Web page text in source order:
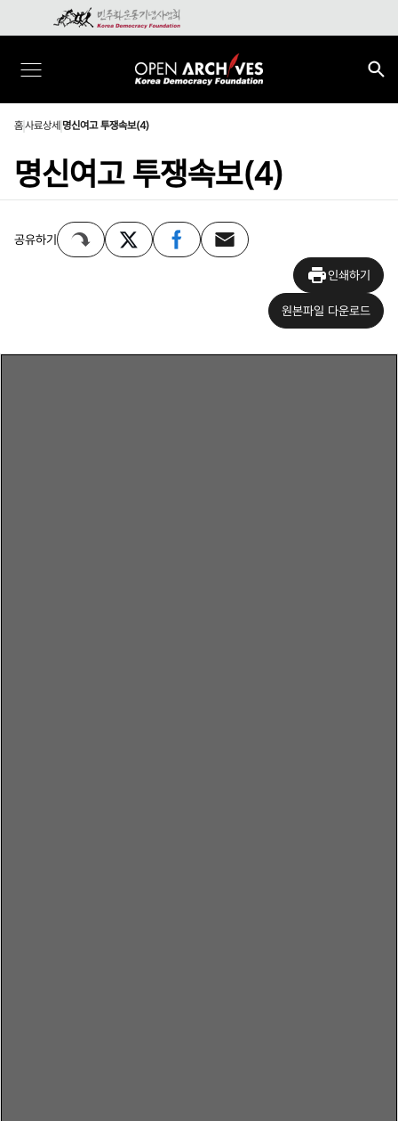
홈사료상세 명신여고 투쟁속보(4)
명신여고 투쟁속보(4)
공유하기
인쇄하기
원본파일 다운로드